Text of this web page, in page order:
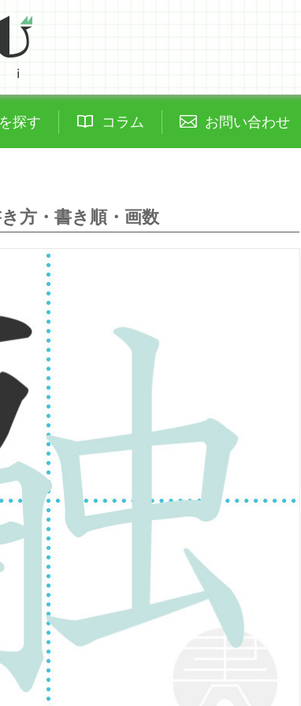
探す コラム お問い合わせ
方・書き順・画数